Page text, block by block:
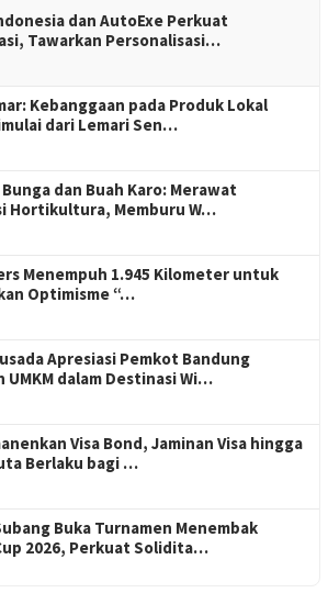
dan AutoExe Perkuat
Tawarkan Personalisasi…
Kebanggaan pada Produk Lokal
dari Lemari Sen…
dan Buah Karo: Merawat
Hortikultura, Memburu W…
Menempuh 1.945 Kilometer untuk
Optimisme “…
Apresiasi Pemkot Bandung
UMKM dalam Destinasi Wi…
Visa Bond, Jaminan Visa hingga
Berlaku bagi …
Buka Turnamen Menembak
2026, Perkuat Solidita…